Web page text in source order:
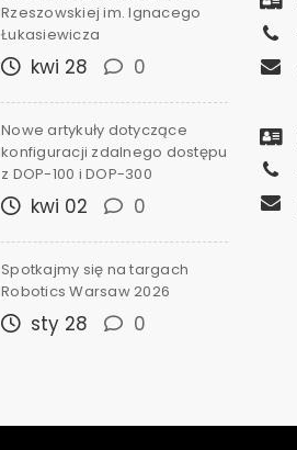
Rzeszowskiej im. Ignacego
Łukasiewicza
kwi 28 0
Nowe artykuły dotyczące
konfiguracji zdalnego dostępu
z DOP-100 i DOP-300
kwi 02 0
Spotkajmy się na targach
Robotics Warsaw 2026
sty 28 0